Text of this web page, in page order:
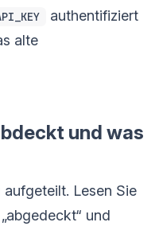
authentifiziert
alte
und was
Lesen Sie
und